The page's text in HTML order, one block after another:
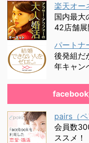
楽天オー
国内最大
42店舗展
パートナ
後発組だ
年キャン
facebook
pairs（ペ
会員数
ススメ！